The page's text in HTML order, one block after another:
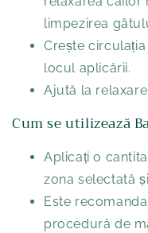
limpezirea
Crește
locul aplicării.
Ajută la
Cum se utilizează
Aplicați o
zona selectată
Este
procedură de